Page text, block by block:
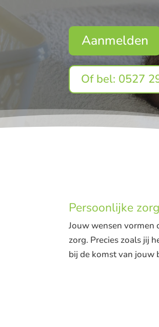
Aanmelden
Of bel: 0527
Persoonlijke
Jouw wensen vormen
zorg. Precies zoals jij
bij de komst van jouw